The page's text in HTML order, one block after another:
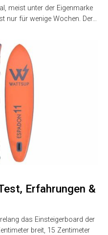
meist unter der Eigenmarke
nur für wenige Wochen. Der…
Erfahrungen &
das Einsteigerboard der
breit, 15 Zentimeter